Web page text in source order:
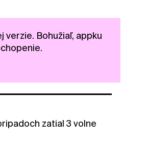
verzie. Bohužiaľ, appku
zatial 3 volne